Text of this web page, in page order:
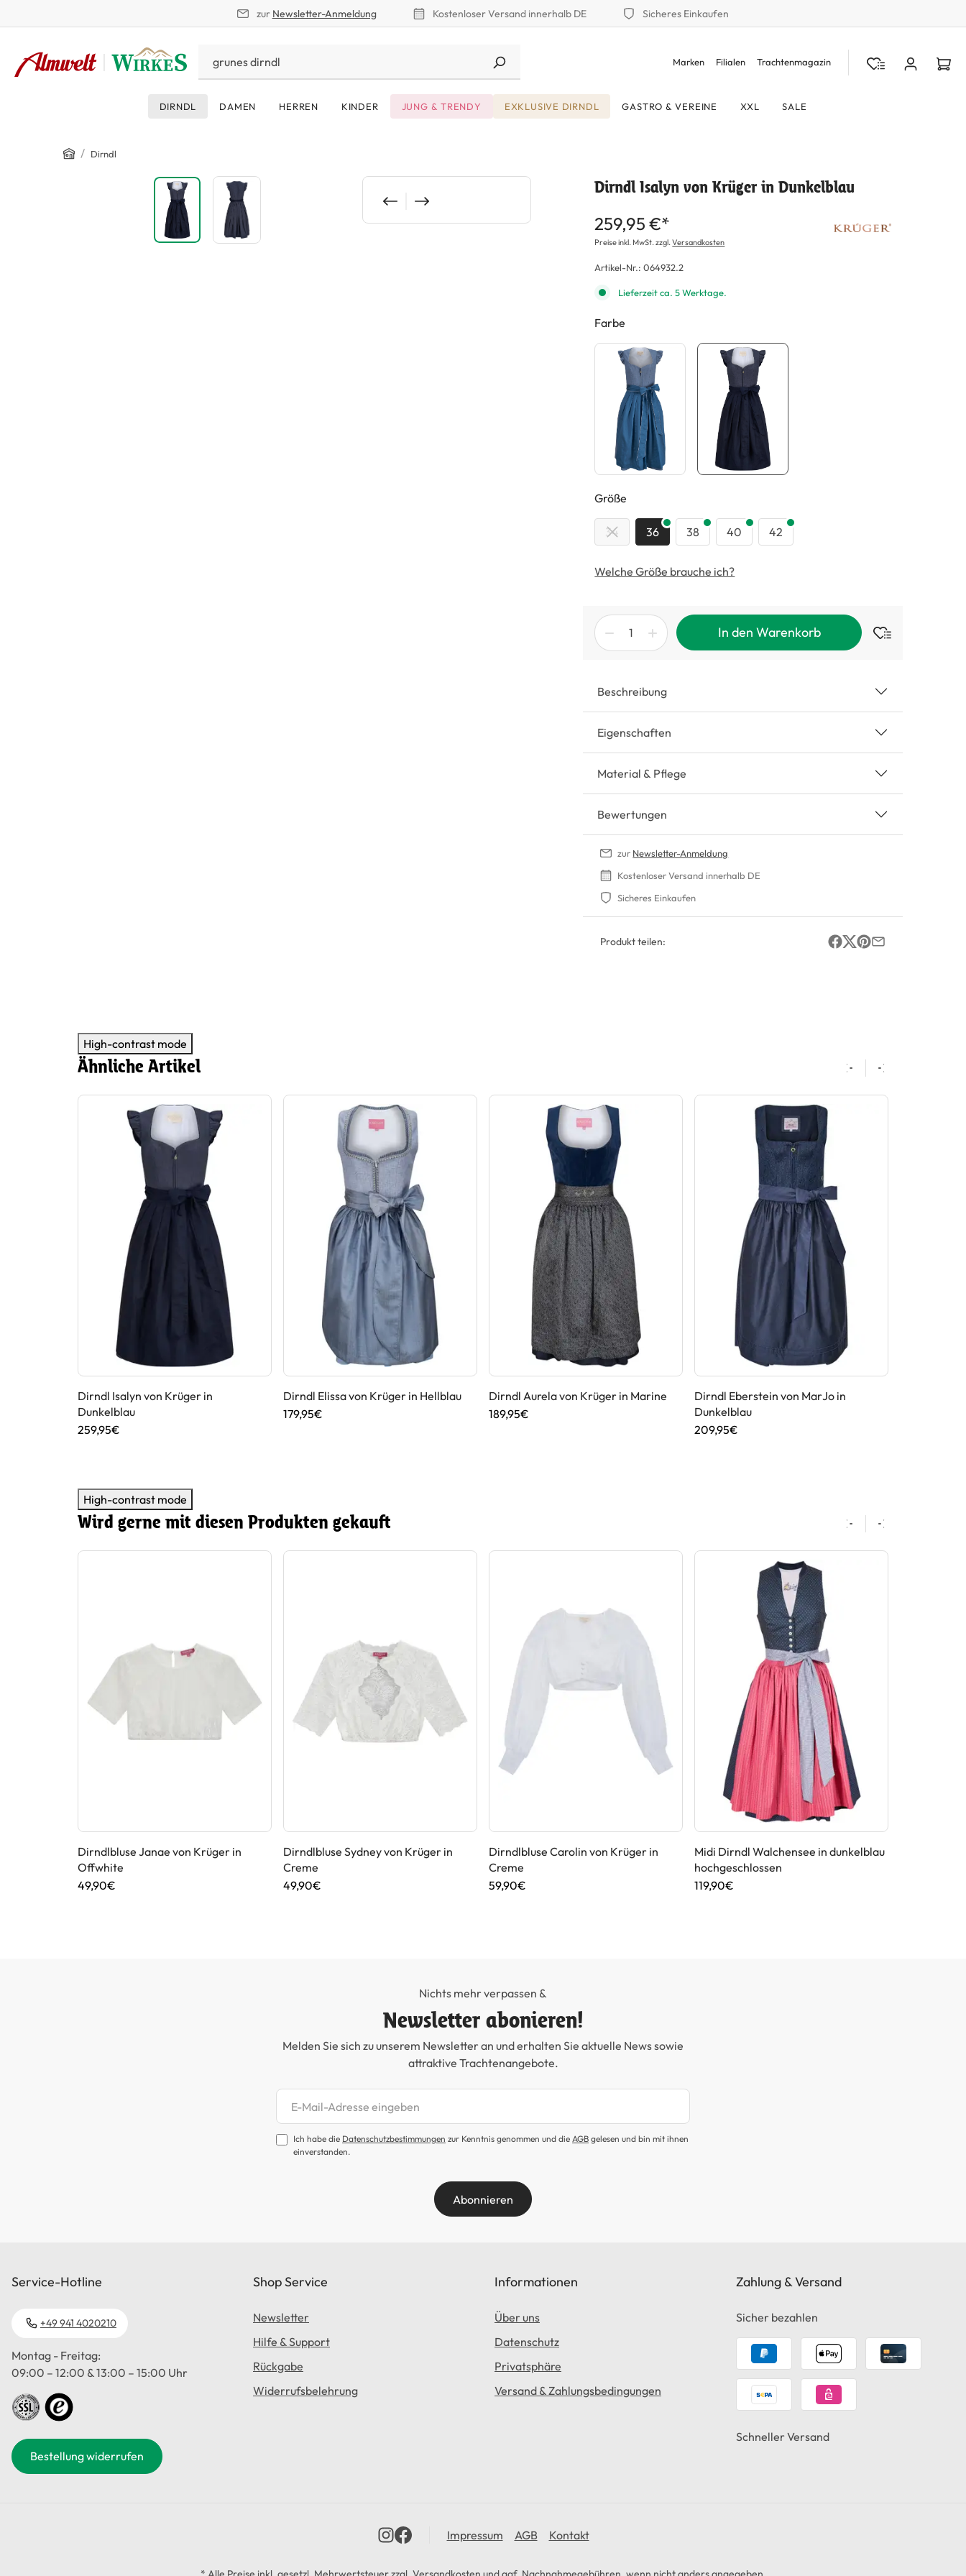
zur Newsletter-Anmeldung Kostenloser Versand innerhalb DE Sicheres Einkaufen
Marken Filialen Trachtenmagazin
DIRNDL DAMEN HERREN KINDER JUNG & TRENDY EXKLUSIVE DIRNDL GASTRO & VEREINE XXL SALE
Home
/ Dirndl
Bildergalerie überspringen Dirndl Isalyn von Krüger in Dunkelblau
259,95 €*
Preise inkl. MwSt. zzgl.Versandkosten
Artikel-Nr.:064932.2
Lieferzeit ca. 5 Werktage.
Farbe
Größe
34 36 38 40 42
Welche Größe brauche ich?
In den Warenkorb
Beschreibung
Eigenschaften
Material & Pflege
Bewertungen
zur Newsletter-Anmeldung
Kostenloser Versand innerhalb DE
Sicheres Einkaufen
Produkt teilen:
High-contrast mode
Ähnliche Artikel
Dirndl Isalyn von Krüger in
Dunkelblau
259,95€
Dirndl Elissa von Krüger in Hellblau
179,95€
Dirndl Aurela von Krüger in Marine
189,95€
Dirndl Eberstein von MarJo in
Dunkelblau
209,95€
High-contrast mode
Wird gerne mit diesen Produkten gekauft
Dirndlbluse Janae von Krüger in
Offwhite
49,90€
Dirndlbluse Sydney von Krüger in
Creme
49,90€
Dirndlbluse Carolin von Krüger in
Creme
59,90€
Midi Dirndl Walchensee in dunkelblau
hochgeschlossen
119,90€
Nichts mehr verpassen &
Newsletter abonieren!
Melden Sie sich zu unserem Newsletter an und erhalten Sie aktuelle News sowie
attraktive Trachtenangebote.
Newsletter abonnieren
Ich habe die Datenschutzbestimmungen zur Kenntnis genommen und die AGB gelesen und bin mit ihnen
einverstanden.
Abonnieren
Service-Hotline
+49 941 4020210
Montag - Freitag:
09:00 – 12:00 & 13:00 – 15:00 Uhr
Bestellung widerrufen
Shop Service
Newsletter
Hilfe & Support
Rückgabe
Widerrufsbelehrung
Informationen
Über uns
Datenschutz
Privatsphäre
Versand & Zahlungsbedingungen
Zahlung & Versand
Sicher bezahlen
Schneller Versand
Impressum AGB Kontakt